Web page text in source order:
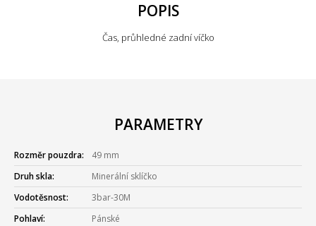
POPIS
Čas, průhledné zadní víčko
PARAMETRY
Rozměr pouzdra:
49 mm
Druh skla:
Minerální sklíčko
Vodotěsnost:
3bar-30M
Pohlaví:
Pánské